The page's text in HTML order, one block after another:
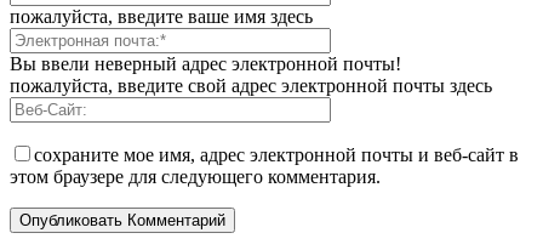
пожалуйста, введите ваше имя здесь
Вы ввели неверный адрес электронной почты!
пожалуйста, введите свой адрес электронной почты здесь
сохраните мое имя, адрес электронной почты и веб-сайт в
этом браузере для следующего комментария.